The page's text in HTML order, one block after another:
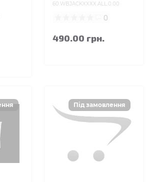
60.WBJACKXXXX.ALL.0.00
0
490.00 грн.